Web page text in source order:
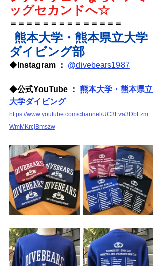
ッグセカンドへ☆
＝＝＝＝＝＝＝＝＝＝＝＝＝＝
熊本大学・熊本県立大学
ダイビング部
◆ Instagram ： @divebears1987
◆公式YouTube ： 熊本大学・熊本県立
大学ダイビング
https://www.youtube.com/channel/UC3Lva3DbFzm
WmMKrcjBmszw